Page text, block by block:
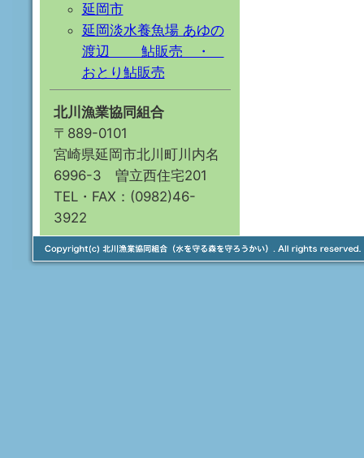
延岡市
延岡淡水養魚場 あゆの
渡辺 鮎販売 ・
おとり鮎販売
北川漁業協同組合
〒889-0101
宮崎県延岡市北川町川内名
6996-3 曽立西住宅201
TEL・FAX：(0982)46-
3922